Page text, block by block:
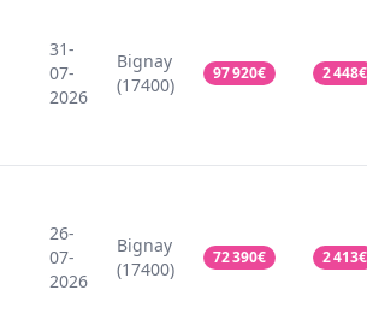
31-
07-
2026
Bignay
(17400)
97 920€ 2 448€
26-
07-
2026
Bignay
(17400)
72 390€ 2 413€